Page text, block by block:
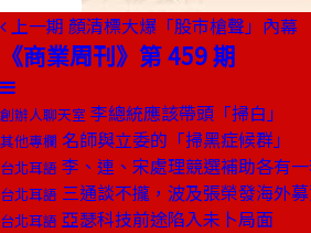
上一期 顏清標大爆「股市槍聲」內幕
《商業周刊》第 459 期
創辦人聊天室 李總統應該帶頭「掃白」
其他專欄 名師與立委的「掃黑症候群」
台北耳語 李、連、宋處理競選補助各有
台北耳語 三通談不攏，波及張榮發海外
台北耳語 亞瑟科技前途陷入未卜局面